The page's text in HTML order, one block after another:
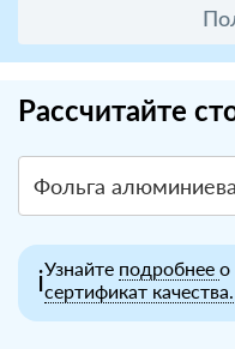
Рассчитайте
Фольга
ℹ️Узнайте подробнее о
сертификат качества.